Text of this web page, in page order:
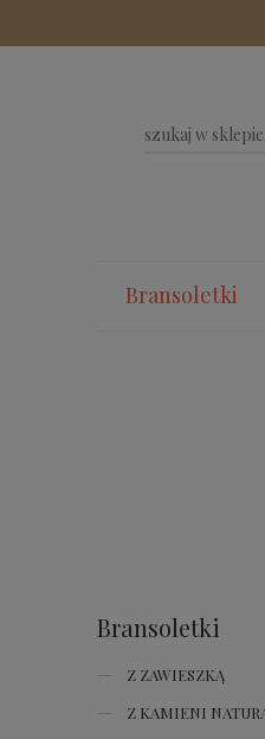
Bransoletki
Bransoletki
Z ZAWIESZKĄ
Z KAMIENI